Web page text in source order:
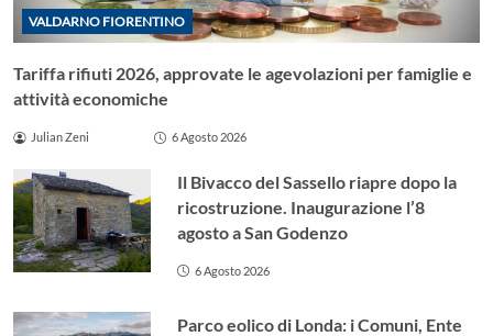
VALDARNO FIORENTINO
Tariffa rifiuti 2026, approvate le agevolazioni per famiglie e
attività economiche
Julian Zeni 6 Agosto 2026
Il Bivacco del Sassello riapre dopo la
ricostruzione. Inaugurazione l’8
agosto a San Godenzo
6 Agosto 2026
Parco eolico di Londa: i Comuni, Ente